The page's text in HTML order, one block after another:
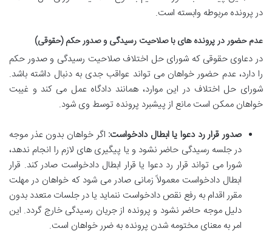
در پرونده مربوطه وابسته است.
عدم حضور در پرونده های با صلاحیت رسیدگی و صدور حکم (حقوقی)
در دعاوی حقوقی که شورای حل اختلاف صلاحیت رسیدگی و صدور حکم
را دارد، عدم حضور خواهان می تواند عواقب جدی به دنبال داشته باشد.
شورای حل اختلاف در این موارد، همانند دادگاه عمل می کند و غیبت
خواهان ممکن است مانع از پیشبرد پرونده توسط وی شود.
صدور قرار رد دعوا یا ابطال دادخواست: اگر خواهان بدون عذر موجه
در جلسه رسیدگی حاضر نشود و یا پیگیری های لازم را انجام ندهد،
شورا می تواند قرار رد دعوا یا قرار ابطال دادخواست صادر کند. قرار
ابطال دادخواست معمولاً زمانی صادر می شود که خواهان در مهلت
مقرر اقدام به رفع نقص دادخواست ننماید یا در جلسات متعدد بدون
دلیل موجه حاضر نشود و پرونده از جریان رسیدگی خارج گردد. این
امر به معنای مختومه شدن پرونده به ضرر خواهان است.